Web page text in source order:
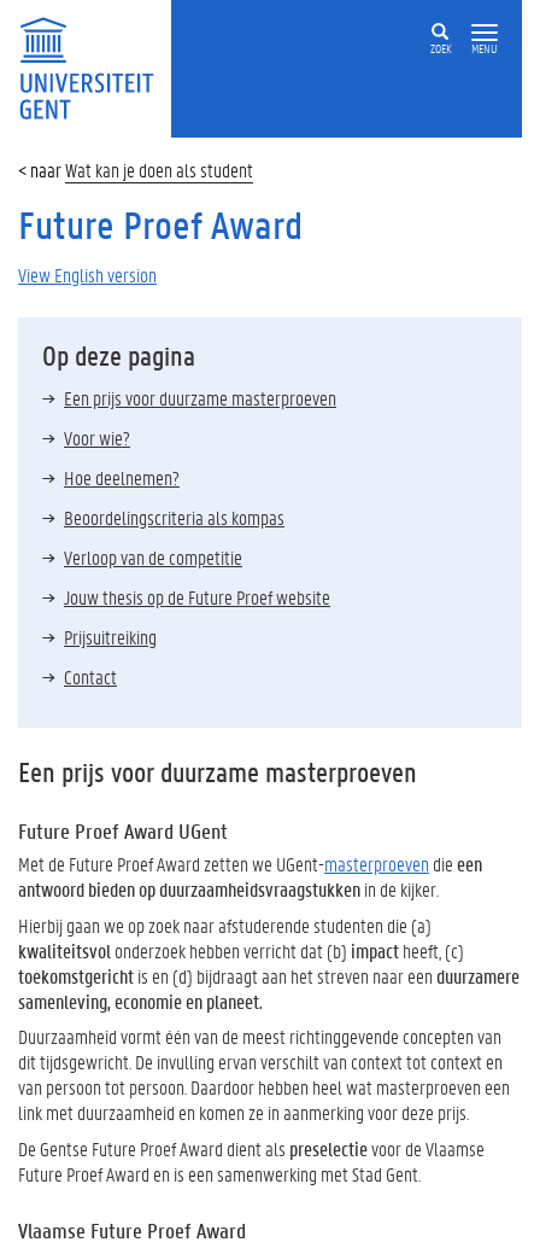
ZOEK MENU
Wat kan je doen als student
Future Proef Award
View English version
Op deze pagina
Een prijs voor duurzame masterproeven
Voor wie?
Hoe deelnemen?
Beoordelingscriteria als kompas
Verloop van de competitie
Jouw thesis op de Future Proef website
Prijsuitreiking
Contact
Een prijs voor duurzame masterproeven
Future Proef Award UGent
Met de Future Proef Award zetten we UGent-masterproeven dieeen
antwoord bieden op duurzaamheidsvraagstukkenin de kijker.
Hierbij gaan we op zoek naar afstuderende studenten die (a)
kwaliteitsvol onderzoek hebben verricht dat (b) impactheeft, (c)
toekomstgerichtis en (d) bijdraagt aan het streven naar eenduurzamere
samenleving, economie en planeet.
Duurzaamheid vormt één van de meest richtinggevende concepten van
dit tijdsgewricht. De invulling ervan verschilt van context tot context en
van persoon tot persoon. Daardoor hebben heel wat masterproeven een
link met duurzaamheid en komen ze in aanmerking voor deze prijs.
De Gentse Future Proef Award dient als preselectievoor de Vlaamse
Future Proef Award en is een samenwerking met Stad Gent.
Vlaamse Future Proef Award